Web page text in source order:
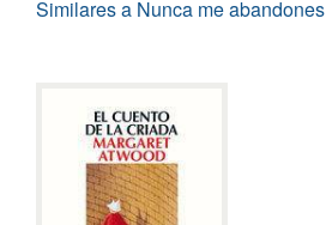
Similares a Nunca me abandones